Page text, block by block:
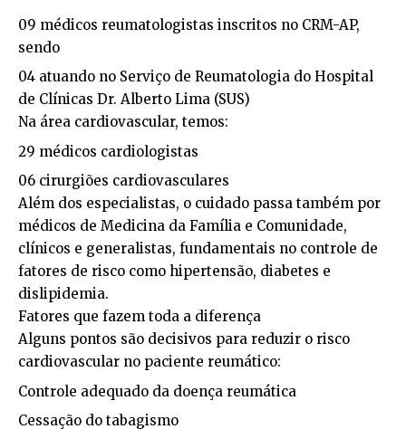
09 médicos reumatologistas inscritos no CRM-AP,
sendo
04 atuando no Serviço de Reumatologia do Hospital
de Clínicas Dr. Alberto Lima (SUS)
Na área cardiovascular, temos:
29 médicos cardiologistas
06 cirurgiões cardiovasculares
Além dos especialistas, o cuidado passa também por
médicos de Medicina da Família e Comunidade,
clínicos e generalistas, fundamentais no controle de
fatores de risco como hipertensão, diabetes e
dislipidemia.
Fatores que fazem toda a diferença
Alguns pontos são decisivos para reduzir o risco
cardiovascular no paciente reumático:
Controle adequado da doença reumática
Cessação do tabagismo